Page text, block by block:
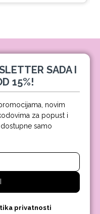
SADA I
15%!
novim
za popust i
samo
privatnosti